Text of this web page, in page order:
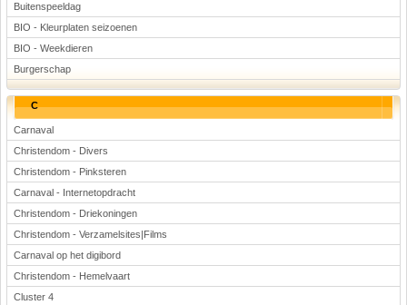
Buitenspeeldag
BIO - Kleurplaten seizoenen
BIO - Weekdieren
Burgerschap
C
Carnaval
Christendom - Divers
Christendom - Pinksteren
Carnaval - Internetopdracht
Christendom - Driekoningen
Christendom - Verzamelsites|Films
Carnaval op het digibord
Christendom - Hemelvaart
Cluster 4